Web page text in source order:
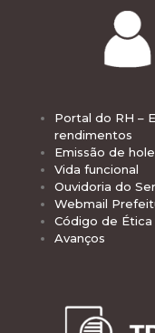
Portal do RH –
rendimentos
Emissão de
Vida funcional
Ouvidoria do
Webmail
Código de Ética
Avanços